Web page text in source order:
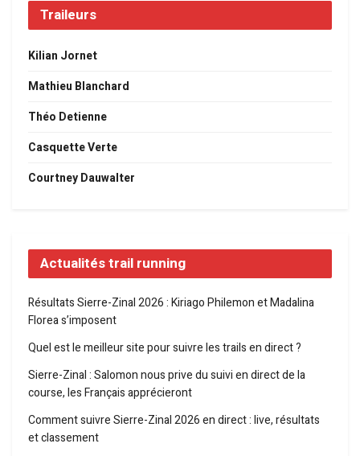
Traileurs
Kilian Jornet
Mathieu Blanchard
Théo Detienne
Casquette Verte
Courtney Dauwalter
Actualités trail running
Résultats Sierre-Zinal 2026 : Kiriago Philemon et Madalina
Florea s’imposent
Quel est le meilleur site pour suivre les trails en direct ?
Sierre-Zinal : Salomon nous prive du suivi en direct de la
course, les Français apprécieront
Comment suivre Sierre-Zinal 2026 en direct : live, résultats
et classement